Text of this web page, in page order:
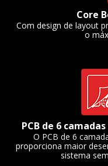
Core
Com design de layout
o
PCB de 6
O PCB de 6
proporciona maior
sistema